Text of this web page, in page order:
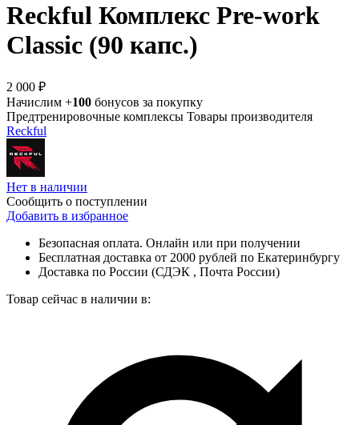
Reckful Комплекс Pre-work
Classic (90 капс.)
2 000 ₽
Начислим +100 бонусов за покупку
Предтренировочные комплексы Товары производителя
Reckful
Нет в наличии
Сообщить о поступлении
Добавить в избранное
Безопасная оплата. Онлайн или при получении
Бесплатная доставка от 2000 рублей по Екатеринбургу
Доставка по России (СДЭК , Почта России)
Товар сейчас в наличии в: